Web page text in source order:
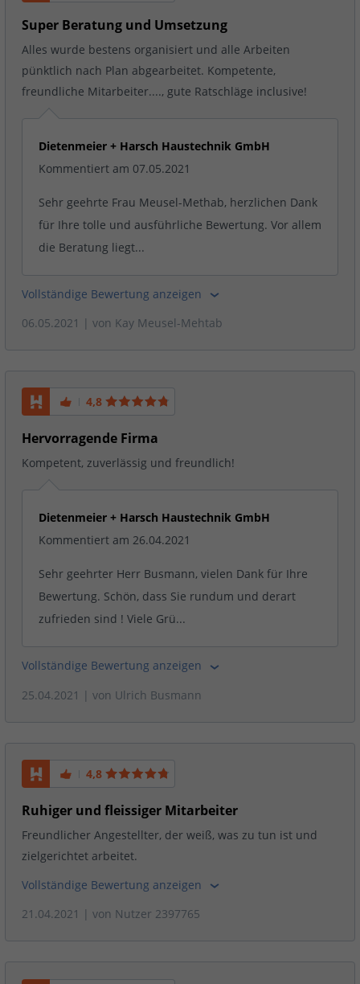
Super Beratung und Umsetzung
Alles wurde bestens organisiert und alle Arbeiten
pünktlich nach Plan abgearbeitet. Kompetente,
freundliche Mitarbeiter...., gute Ratschläge inclusive!
Dietenmeier + Harsch Haustechnik GmbH
Kommentiert am 07.05.2021
Sehr geehrte Frau Meusel-Methab, herzlichen Dank
für Ihre tolle und ausführliche Bewertung. Vor allem
die Beratung liegt...
Vollständige Bewertung anzeigen
06.05.2021 | von Kay Meusel-Mehtab
4,8
Hervorragende Firma
Kompetent, zuverlässig und freundlich!
Dietenmeier + Harsch Haustechnik GmbH
Kommentiert am 26.04.2021
Sehr geehrter Herr Busmann, vielen Dank für Ihre
Bewertung. Schön, dass Sie rundum und derart
zufrieden sind ! Viele Grü...
Vollständige Bewertung anzeigen
25.04.2021 | von Ulrich Busmann
4,8
Ruhiger und fleissiger Mitarbeiter
Freundlicher Angestellter, der weiß, was zu tun ist und
zielgerichtet arbeitet.
Vollständige Bewertung anzeigen
21.04.2021 | von Nutzer 2397765